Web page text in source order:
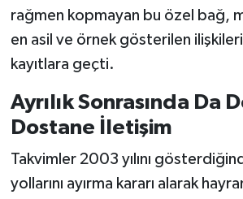
rağmen kopmayan bu özel bağ,
en asil ve örnek gösterilen
kayıtlara geçti.
Ayrılık Sonrasında Da
Dostane İletişim
Takvimler 2003 yılını
yollarını ayırma kararı alarak